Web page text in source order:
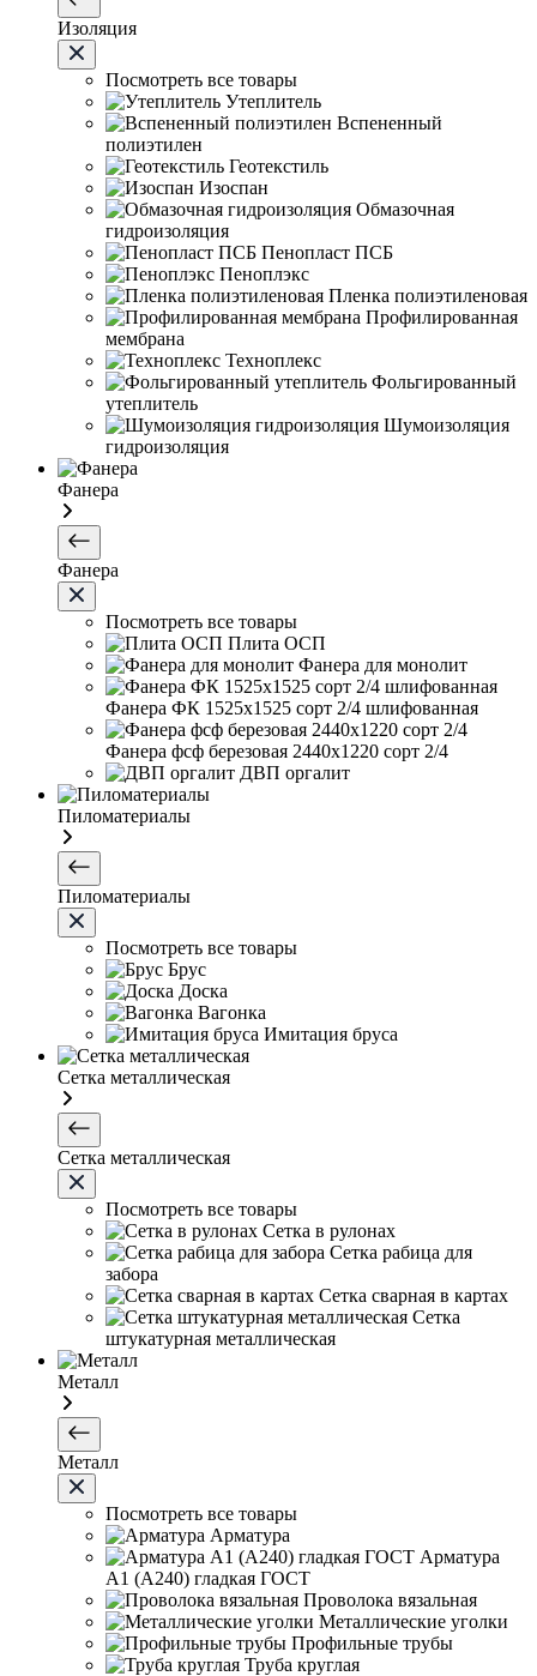
Изоляция
Посмотреть все товары
Утеплитель
Вспененный
полиэтилен
Геотекстиль
Изоспан
Обмазочная
гидроизоляция
Пенопласт ПСБ
Пеноплэкс
Пленка полиэтиленовая
Профилированная
мембрана
Техноплекс
Фольгированный
утеплитель
Шумоизоляция
гидроизоляция
Фанера
Фанера
Посмотреть все товары
Плита ОСП
Фанера для монолит
Фанера ФК 1525х1525 сорт 2/4 шлифованная
Фанера фсф березовая 2440х1220 сорт 2/4
ДВП оргалит
Пиломатериалы
Пиломатериалы
Посмотреть все товары
Брус
Доска
Вагонка
Имитация бруса
Сетка металлическая
Сетка металлическая
Посмотреть все товары
Сетка в рулонах
Сетка рабица для
забора
Сетка сварная в картах
Сетка
штукатурная металлическая
Металл
Металл
Посмотреть все товары
Арматура
Арматура
А1 (А240) гладкая ГОСТ
Проволока вязальная
Металлические уголки
Профильные трубы
Труба круглая